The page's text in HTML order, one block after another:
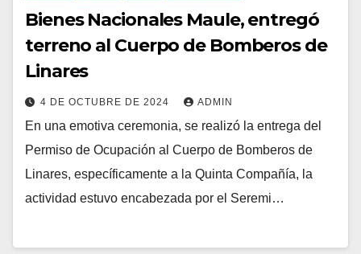
Bienes Nacionales Maule, entregó
terreno al Cuerpo de Bomberos de
Linares
4 DE OCTUBRE DE 2024 ADMIN
En una emotiva ceremonia, se realizó la entrega del
Permiso de Ocupación al Cuerpo de Bomberos de
Linares, específicamente a la Quinta Compañía, la
actividad estuvo encabezada por el Seremi…